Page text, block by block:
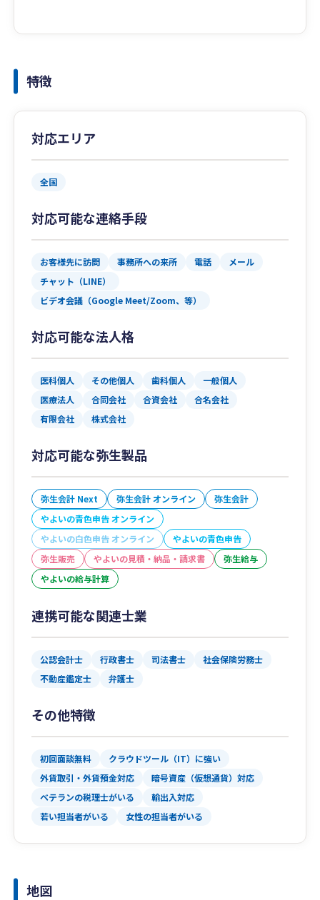
特徴
対応エリア
全国
対応可能な連絡手段
お客様先に訪問 事務所への来所 電話
メール
チャット（LINE）
ビデオ会議（Google Meet/Zoom、等）
対応可能な法人格
医科個人 その他個人 歯科個人
一般個人
医療法人
合同会社 合資会社
合名会社
有限会社
株式会社
対応可能な弥生製品
弥生会計 Next 弥生会計 オンライン
弥生会計
やよいの青色申告 オンライン
やよいの白色申告 オンライン
やよいの青色申告
弥生販売
やよいの見積・納品・請求書
弥生給与
やよいの給与計算
連携可能な関連士業
公認会計士 行政書士 司法書士
社会保険労務士
不動産鑑定士
弁護士
その他特徴
初回面談無料
クラウドツール（IT）に強い
外貨取引・外貨預金対応
暗号資産（仮想通貨）対応
ベテランの税理士がいる
輸出入対応
若い担当者がいる
女性の担当者がいる
地図